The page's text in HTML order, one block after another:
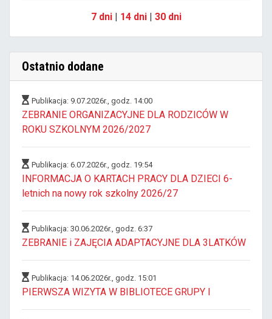
7 dni| 14 dni| 30 dni
Ostatnio dodane
Publikacja: 9.07.2026r., godz. 14:00
ZEBRANIE ORGANIZACYJNE DLA RODZICÓW W
ROKU SZKOLNYM 2026/2027
Publikacja: 6.07.2026r., godz. 19:54
INFORMACJA O KARTACH PRACY DLA DZIECI 6-
letnich na nowy rok szkolny 2026/27
Publikacja: 30.06.2026r., godz. 6:37
ZEBRANIE i ZAJĘCIA ADAPTACYJNE DLA 3LATKÓW
Publikacja: 14.06.2026r., godz. 15:01
PIERWSZA WIZYTA W BIBLIOTECE GRUPY I